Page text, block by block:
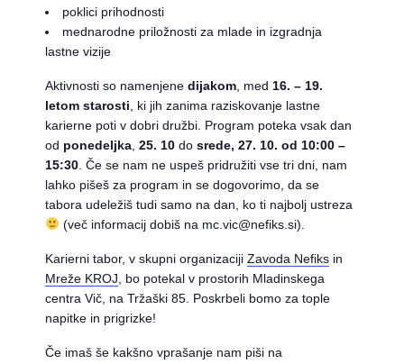
poklici prihodnosti
mednarodne priložnosti za mlade in izgradnja
lastne vizije
Aktivnosti so namenjene dijakom , med 16. – 19.
letom starosti , ki jih zanima raziskovanje lastne
karierne poti v dobri družbi. Program poteka vsak dan
od ponedeljka 25. 10 do srede, 27. 10. od 10:00 –
15:30 . Če se nam ne uspeš pridružiti vse tri dni, nam
lahko pišeš za program in se dogovorimo, da se
tabora udeležiš tudi samo na dan, ko ti najbolj ustreza
(več informacij dobiš na mc.vic@nefiks.si).
Karierni tabor, v skupni organizaciji Zavoda Nefiks in
Mreže KROJ , bo potekal v prostorih Mladinskega
centra Vič, na Tržaški 85. Poskrbeli bomo za tople
napitke in prigrizke!
Če imaš še kakšno vprašanje nam piši na